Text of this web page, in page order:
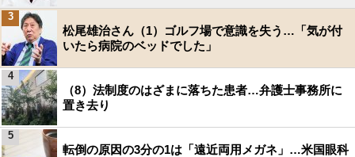
松尾雄治さん（1）ゴルフ場で意識を失う…「気が付
いたら病院のベッドでした」
3
（8）法制度のはざまに落ちた患者…弁護士事務所に
置き去り
4
転倒の原因の3分の1は「遠近両用メガネ」…米国眼科
5